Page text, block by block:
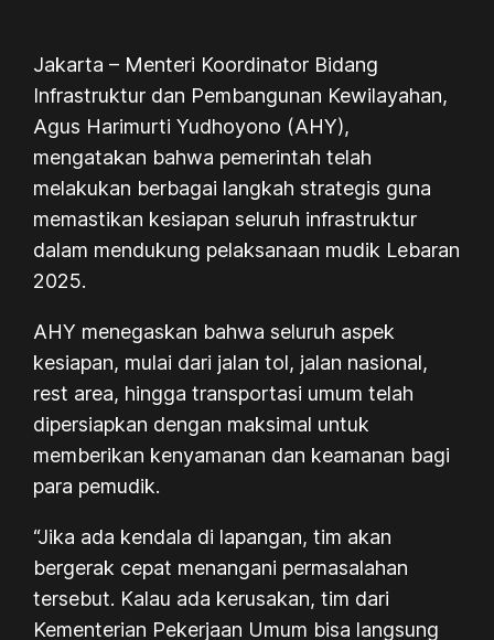
Jakarta – Menteri Koordinator Bidang
Infrastruktur dan Pembangunan Kewilayahan,
Agus Harimurti Yudhoyono (AHY),
mengatakan bahwa pemerintah telah
melakukan berbagai langkah strategis guna
memastikan kesiapan seluruh infrastruktur
dalam mendukung pelaksanaan mudik Lebaran
2025.
AHY menegaskan bahwa seluruh aspek
kesiapan, mulai dari jalan tol, jalan nasional,
rest area, hingga transportasi umum telah
dipersiapkan dengan maksimal untuk
memberikan kenyamanan dan keamanan bagi
para pemudik.
“Jika ada kendala di lapangan, tim akan
bergerak cepat menangani permasalahan
tersebut. Kalau ada kerusakan, tim dari
Kementerian Pekerjaan Umum bisa langsung